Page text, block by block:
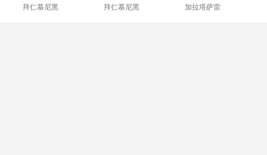
拜仁慕尼黑 拜仁慕尼黑 加拉塔萨雷